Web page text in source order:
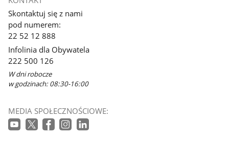
Skontaktuj się z nami
pod numerem:
22 52 12 888
Infolinia dla Obywatela
222 500 126
W dni robocze
w godzinach: 08:30-16:00
MEDIA SPOŁECZNOŚCIOWE: